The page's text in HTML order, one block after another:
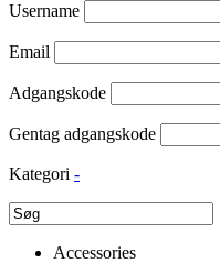
Username
Email
Adgangskode
Gentag adgangskode
Kategori -
Accessories